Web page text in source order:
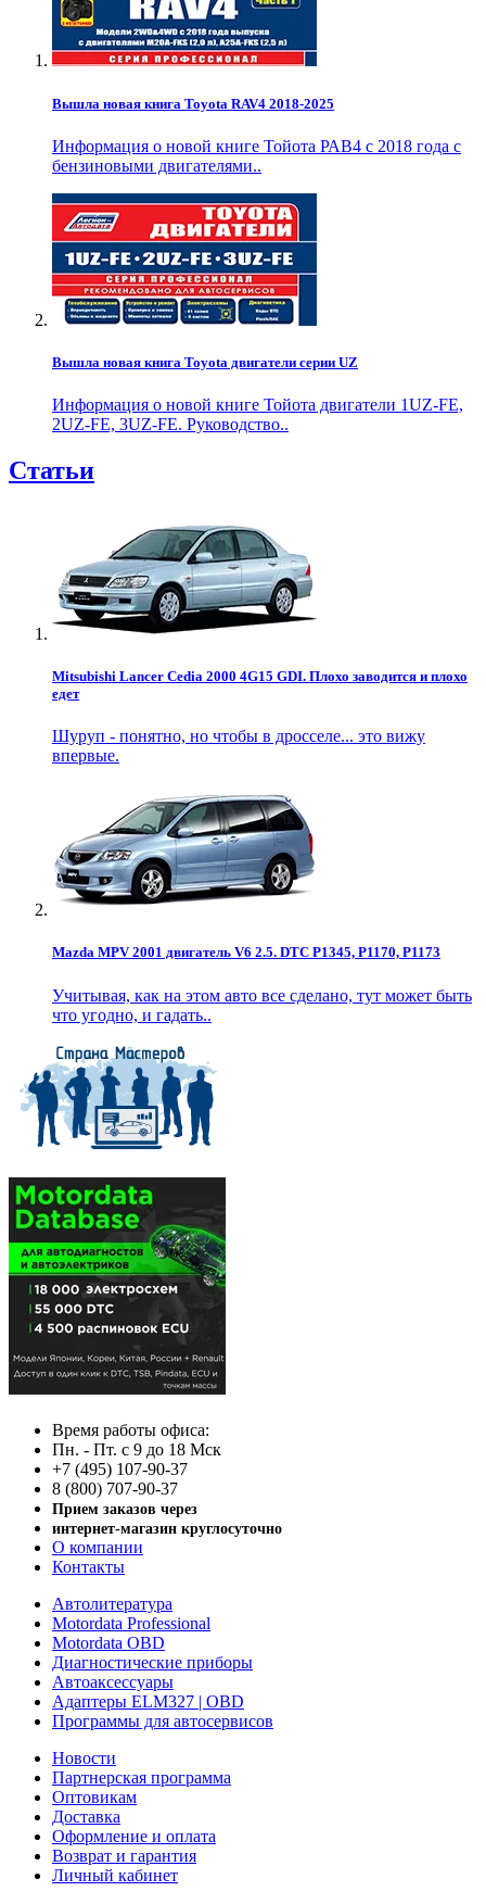
Вышла новая книга Toyota RAV4 2018-2025
Информация о новой книге Тойота РАВ4 с 2018 года с
бензиновыми двигателями..
Вышла новая книга Toyota двигатели серии UZ
Информация о новой книге Тойота двигатели 1UZ-FE,
2UZ-FE, 3UZ-FE. Руководство..
Статьи
Mitsubishi Lancer Cedia 2000 4G15 GDI. Плохо заводится и плохо
едет
Шуруп - понятно, но чтобы в дросселе... это вижу
впервые.
Mazda MPV 2001 двигатель V6 2.5. DTC P1345, P1170, P1173
Учитывая, как на этом авто все сделано, тут может быть
что угодно, и гадать..
Время работы офиса:
Пн. - Пт. с 9 до 18 Мск
+7 (495) 107-90-37
8 (800) 707-90-37
Прием заказов через
интернет-магазин круглосуточно
О компании
Контакты
Автолитература
Motordata Professional
Motordata OBD
Диагностические приборы
Автоаксессуары
Адаптеры ELM327 | OBD
Программы для автосервисов
Новости
Партнерская программа
Оптовикам
Доставка
Оформление и оплата
Возврат и гарантия
Личный кабинет